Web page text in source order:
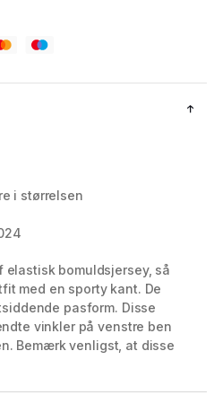
i størrelsen
elastisk bomuldsjersey, så
med en sporty kant. De
pasform. Disse
vinkler på venstre ben
Bemærk venligst, at disse